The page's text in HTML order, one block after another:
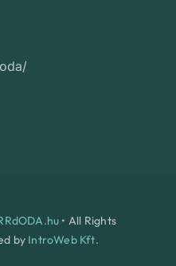
• All Rights
by IntroWeb Kft.